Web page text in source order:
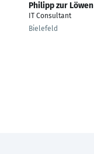
Philipp zur Löwen
IT Consultant
Bielefeld